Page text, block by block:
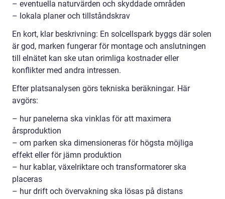
– eventuella naturvärden och skyddade områden
– lokala planer och tillståndskrav
En kort, klar beskrivning: En solcellspark byggs där solen
är god, marken fungerar för montage och anslutningen
till elnätet kan ske utan orimliga kostnader eller
konflikter med andra intressen.
Efter platsanalysen görs tekniska beräkningar. Här
avgörs:
– hur panelerna ska vinklas för att maximera
årsproduktion
– om parken ska dimensioneras för högsta möjliga
effekt eller för jämn produktion
– hur kablar, växelriktare och transformatorer ska
placeras
– hur drift och övervakning ska lösas på distans